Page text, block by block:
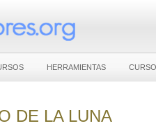
HERRAMIENTAS
DE LA LUNA